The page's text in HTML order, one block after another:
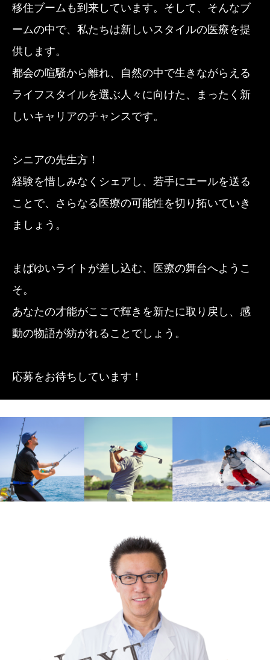
移住ブームも到来しています。そして、そんなブ
ームの中で、私たちは新しいスタイルの医療を提
供します。
都会の喧騒から離れ、自然の中で生きながらえる
ライフスタイルを選ぶ人々に向けた、まったく新
しいキャリアのチャンスです。
シニアの先生方！
経験を惜しみなくシェアし、若手にエールを送る
ことで、さらなる医療の可能性を切り拓いていき
ましょう。
まばゆいライトが差し込む、医療の舞台へようこ
そ。
あなたの才能がここで輝きを新たに取り戻し、感
動の物語が紡がれることでしょう。
応募をお待ちしています！